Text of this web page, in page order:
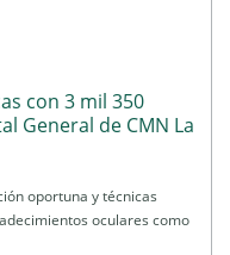
con 3 mil 350
General de CMN La
oportuna y técnicas
oculares como